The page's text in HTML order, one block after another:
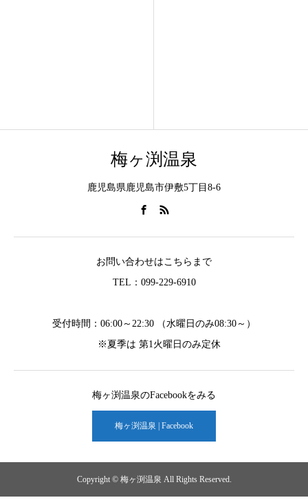
梅ヶ渕温泉
鹿児島県鹿児島市伊敷5丁目8-6
お問い合わせはこちらまで
TEL：099-229-6910
受付時間：06:00～22:30 （水曜日のみ08:30～）
※夏季は 第1火曜日のみ定休
梅ヶ渕温泉のFacebookをみる
梅ヶ渕温泉 | Facebook
Copyright © 梅ヶ渕温泉 All Rights Reserved.